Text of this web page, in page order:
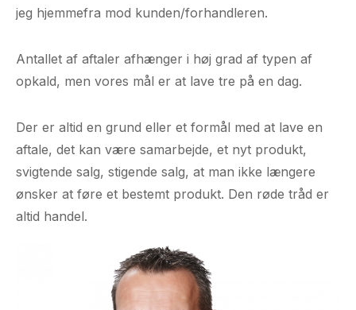
jeg hjemmefra mod kunden/forhandleren.
Antallet af aftaler afhænger i høj grad af typen af
opkald, men vores mål er at lave tre på en dag.
Der er altid en grund eller et formål med at lave en
aftale, det kan være samarbejde, et nyt produkt,
svigtende salg, stigende salg, at man ikke længere
ønsker at føre et bestemt produkt. Den røde tråd er
altid handel.